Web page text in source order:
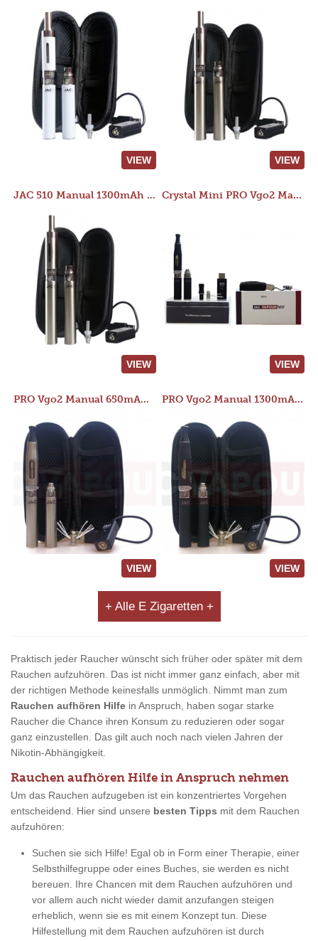
VIEW VIEW
JAC 510 Manual 1300mAh Starter Kit
VIEW
Crystal Mini PRO Vgo2 Manual 400mAh Kit
VIEW
PRO Vgo2 Manual 650mAh Kit
VIEW
PRO Vgo2 Manual 1300mAh Kit
VIEW
+ Alle E Zigaretten +
Praktisch jeder Raucher wünscht sich früher oder später mit dem
Rauchen aufzuhören. Das ist nicht immer ganz einfach, aber mit
der richtigen Methode keinesfalls unmöglich. Nimmt man zum
Rauchen aufhören Hilfe in Anspruch, haben sogar starke
Raucher die Chance ihren Konsum zu reduzieren oder sogar
ganz einzustellen. Das gilt auch noch nach vielen Jahren der
Nikotin-Abhängigkeit.
Rauchen aufhören Hilfe in Anspruch nehmen
Um das Rauchen aufzugeben ist ein konzentriertes Vorgehen
entscheidend. Hier sind unsere besten Tipps mit dem Rauchen
aufzuhören:
Suchen sie sich Hilfe! Egal ob in Form einer Therapie, einer
Selbsthilfegruppe oder eines Buches, sie werden es nicht
bereuen. Ihre Chancen mit dem Rauchen aufzuhören und
vor allem auch nicht wieder damit anzufangen steigen
erheblich, wenn sie es mit einem Konzept tun. Diese
Hilfestellung mit dem Rauchen aufzuhören ist durch